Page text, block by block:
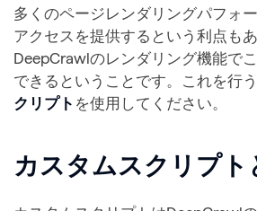
多くのページレンダリングパフォ
アクセスを提供するという利点も
DeepCrawlのレンダリング機能で
できるということです。これを行う
クリプト を使用してください。
カスタムスクリプト